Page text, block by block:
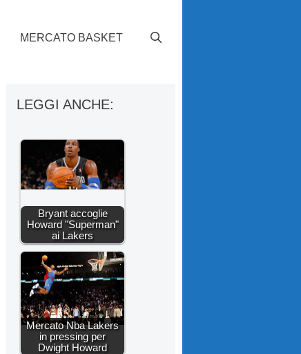
MERCATO BASKET
LEGGI ANCHE:
Bryant accoglie
Howard "Superman"
ai Lakers
Mercato Nba Lakers
in pressing per
Dwight Howard